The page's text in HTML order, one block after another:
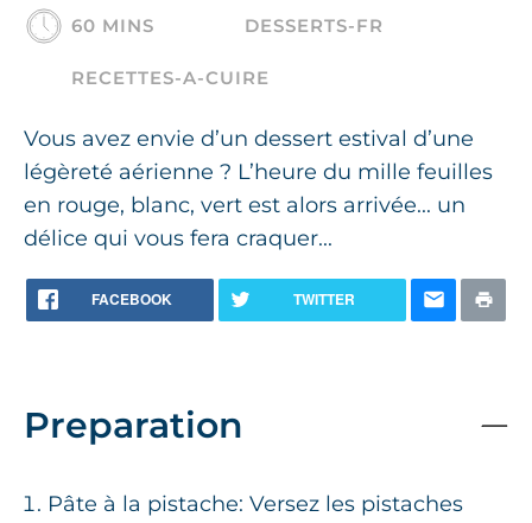
60 MINS DESSERTS-FR
RECETTES-A-CUIRE
Vous avez envie d’un dessert estival d’une
légèreté aérienne ? L’heure du mille feuilles
en rouge, blanc, vert est alors arrivée... un
délice qui vous fera craquer...
FACEBOOK TWITTER
Preparation
Pâte à la pistache: Versez les pistaches